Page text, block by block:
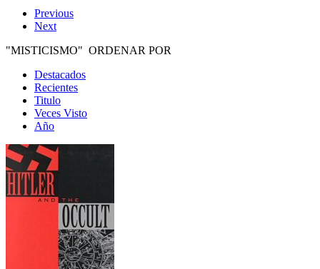
Previous
Next
"MISTICISMO" ORDENAR POR
Destacados
Recientes
Titulo
Veces Visto
Año